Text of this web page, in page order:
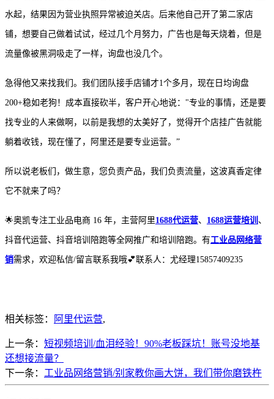
水起，结果因为营业执照异常被迫关店。后来他自己开了第二家店
铺，想要自己做着试试，经过几个月努力，广告也是每天烧着，但是
流量像被黑洞吸走了一样，询盘也没几个。
急得他又来找我们。我们团队接手店铺才1个多月，现在日均询盘
200+稳如老狗！成本直接砍半，客户开心地说："专业的事情，还是要
找专业的人来做啊，以前是我想的太美好了，觉得开个店挂广告就能
躺着收钱，现在懂了，阿里还是要专业运营。”
所以说老板们，做生意，您负责产品，我们负责流量，这波真香定律
它不就来了吗？
🌟奥凯专注工业品电商 16 年，主营阿里1688代运营、 1688运营培训 、
抖音代运营、抖音培训陪跑等全网推广和培训陪跑。有工业品网络营
销需求，欢迎私信/留言联系我哦💕联系人：尤经理15857409235
相关标签： 阿里代运营,
上一条： 短视频培训/血泪经验！90%老板踩坑！账号没地基
还想接流量？
下一条： 工业品网络营销/别家教你画大饼，我们带你磨铁杵